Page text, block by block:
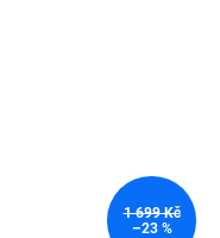
1 699 Kč
–23 %